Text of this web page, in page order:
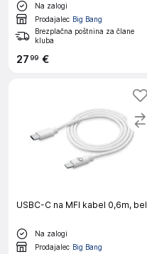
Na zalogi
Prodajalec Big Bang
Brezplačna poštnina za člane
kluba
2799 €
USBC-C na MFI kabel 0,6m, bel
Na zalogi
Prodajalec Big Bang